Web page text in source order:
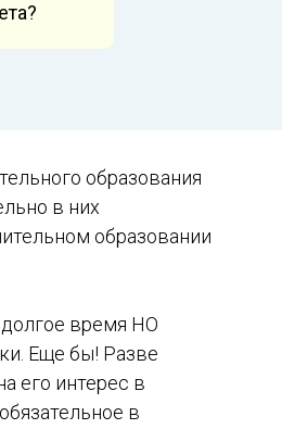
образования
в них
образовании
долгое время НО
Еще бы! Разве
его интерес в
в